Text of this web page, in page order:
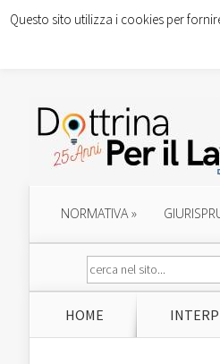
NORMATIVA»
HOME
Questo sito utilizza i cookies per